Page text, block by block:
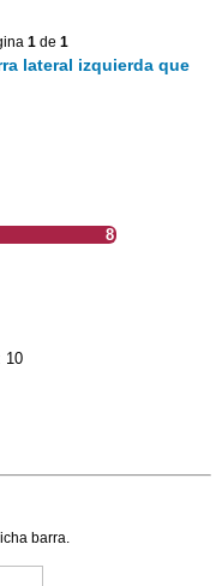
1 de 1
lateral izquierda que
8
10
barra.